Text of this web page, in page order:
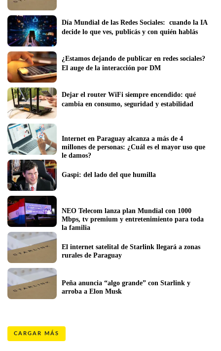
Día Mundial de las Redes Sociales:  cuando la IA
decide lo que ves, publicás y con quién hablás
¿Estamos dejando de publicar en redes sociales?
El auge de la interacción por DM
Dejar el router WiFi siempre encendido: qué
cambia en consumo, seguridad y estabilidad
Internet en Paraguay alcanza a más de 4
millones de personas: ¿Cuál es el mayor uso que
le damos?
Gaspi: del lado del que humilla
NEO Telecom lanza plan Mundial con 1000
Mbps, tv premium y entretenimiento para toda
la familia
El internet satelital de Starlink llegará a zonas
rurales de Paraguay
Peña anuncia “algo grande” con Starlink y
arroba a Elon Musk
CARGAR MÁS